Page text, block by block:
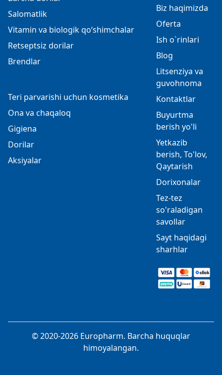
Salomatlik
Vitamin va biologik qo‘shimchalar
Retseptsiz dorilar
Brendlar
Teri parvarishi uchun kosmetika
Ona va chaqaloq
Gigiena
Dorilar
Aksiyalar
Biz haqimizda
Oferta
Ish o`rinlari
Blog
Litsenziya va
guvohnoma
Kontaktlar
Buyurtma
berish yo'li
Yetkazib
berish, To'lov,
Qaytarish
Dorixonalar
Tez-tez
so'raladigan
savollar
Sayt haqidagi
sharhlar
© 2020-2026 Europharm. Barcha huquqlar
himoyalangan.